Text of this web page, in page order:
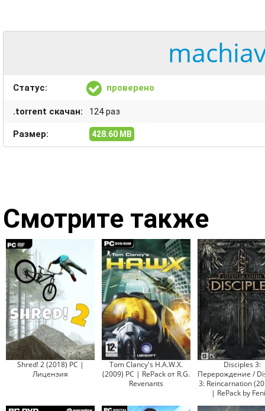
Статус: проверено
.torrent скачан: 124 раз
Размер: 428.60 MB
Смотрите также
Shred! 2 (2018) PC |
Лицензия
Tom Clancy's H.A.W.X.
(2009) PC | RePack от R.G.
Revenants
Disciples 3:
Перерождение /
3: Reincarnation
| RePack by